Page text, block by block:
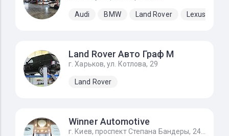
Audi BMW Land Rover Lexus
Land Rover Авто Граф М
г. Харьков, ул. Котлова, 29
Land Rover
Winner Automotive
г. Киев, проспект Степана Бандеры, 24Д